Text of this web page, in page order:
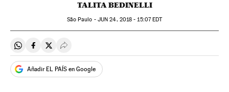
TALITA BEDINELLI
São Paulo - JUN 24, 2018 - 15:07EDT
Compartir en Whatsapp
Compartir en Facebook
Compartir en Twitter
Desplegar Redes Sociales
Añadir EL PAÍS en Google